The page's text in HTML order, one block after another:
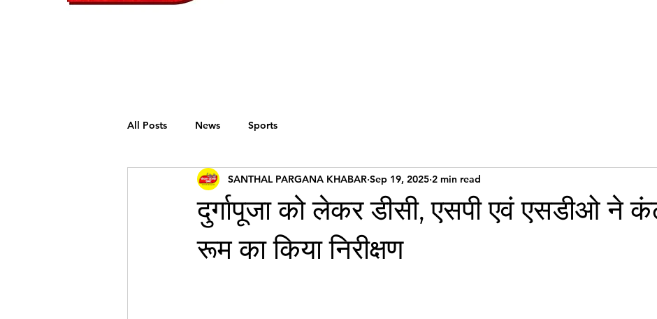
All Posts News Sports
दुर्गापूजा को लेकर डीसी, एसपी एवं एसडीओ ने
रूम का किया निरीक्षण
SANTHAL PARGANA KHABAR Sep 19, 2025 2 min read